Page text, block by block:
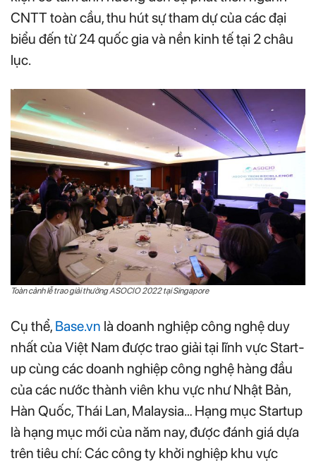
CNTT toàn cầu, thu hút sự tham dự của các đại
biểu đến từ 24 quốc gia và nền kinh tế tại 2 châu
lục.
Toàn cảnh lễ trao giải thưởng ASOCIO 2022 tại Singapore
Cụ thể, Base.vn là doanh nghiệp công nghệ duy
nhất của Việt Nam được trao giải tại lĩnh vực Start-
up cùng các doanh nghiệp công nghệ hàng đầu
của các nước thành viên khu vực như Nhật Bản,
Hàn Quốc, Thái Lan, Malaysia… Hạng mục Startup
là hạng mục mới của năm nay, được đánh giá dựa
trên tiêu chí: Các công ty khởi nghiệp khu vực